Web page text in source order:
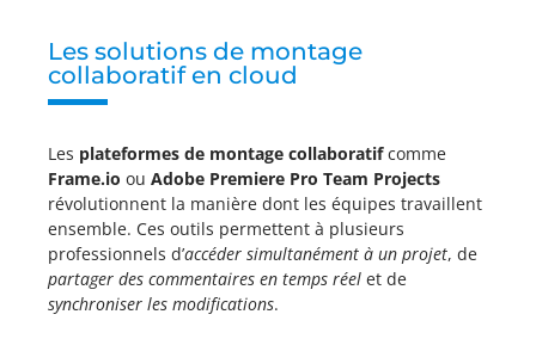
Les solutions de montage
collaboratif en cloud
Les plateformes de montage collaboratifcomme
Frame.io ou Adobe Premiere Pro Team Projects
révolutionnent la manière dont les équipes travaillent
ensemble. Ces outils permettent à plusieurs
professionnels d’accéder simultanément à un projet, de
partager des commentaires en temps réel et de
synchroniser les modifications.